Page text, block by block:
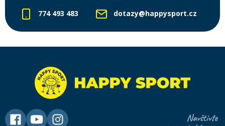
774 493 483 dotazy@happysport.cz